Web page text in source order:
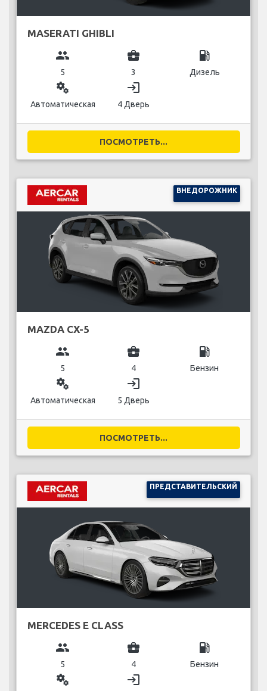
MASERATI GHIBLI
group
5
business_center
3
local_gas_station
Дизель
miscellaneous_services
Автоматическая
login
4 Дверь
ПОСМОТРЕТЬ...
ВНЕДОРОЖНИК
MAZDA CX-5
group
5
business_center
4
local_gas_station
Бензин
miscellaneous_services
Автоматическая
login
5 Дверь
ПОСМОТРЕТЬ...
ПРЕДСТАВИТЕЛЬСКИЙ
MERCEDES E CLASS
group
5
business_center
4
local_gas_station
Бензин
miscellaneous_services login